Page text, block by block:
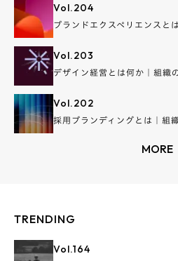
Vol.204
ブランドエクスペリエンスと
Vol.203
デザイン経営とは何か｜組織
Vol.202
採用ブランディングとは｜組
MORE
TRENDING
Vol.164